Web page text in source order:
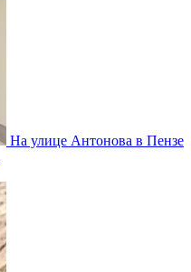
На улице Антонова в Пензе